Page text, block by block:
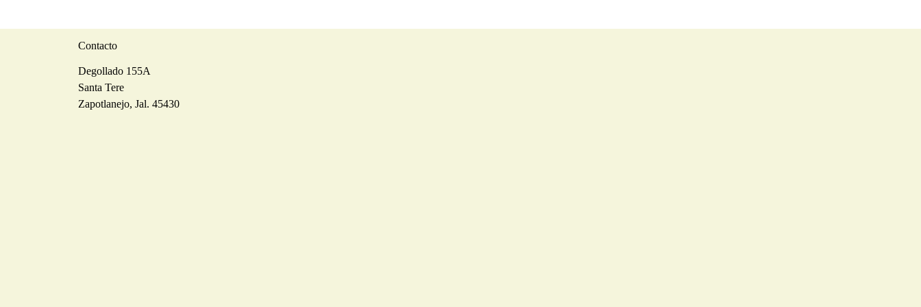
Contacto
Degollado 155A
Santa Tere
Zapotlanejo, Jal. 45430